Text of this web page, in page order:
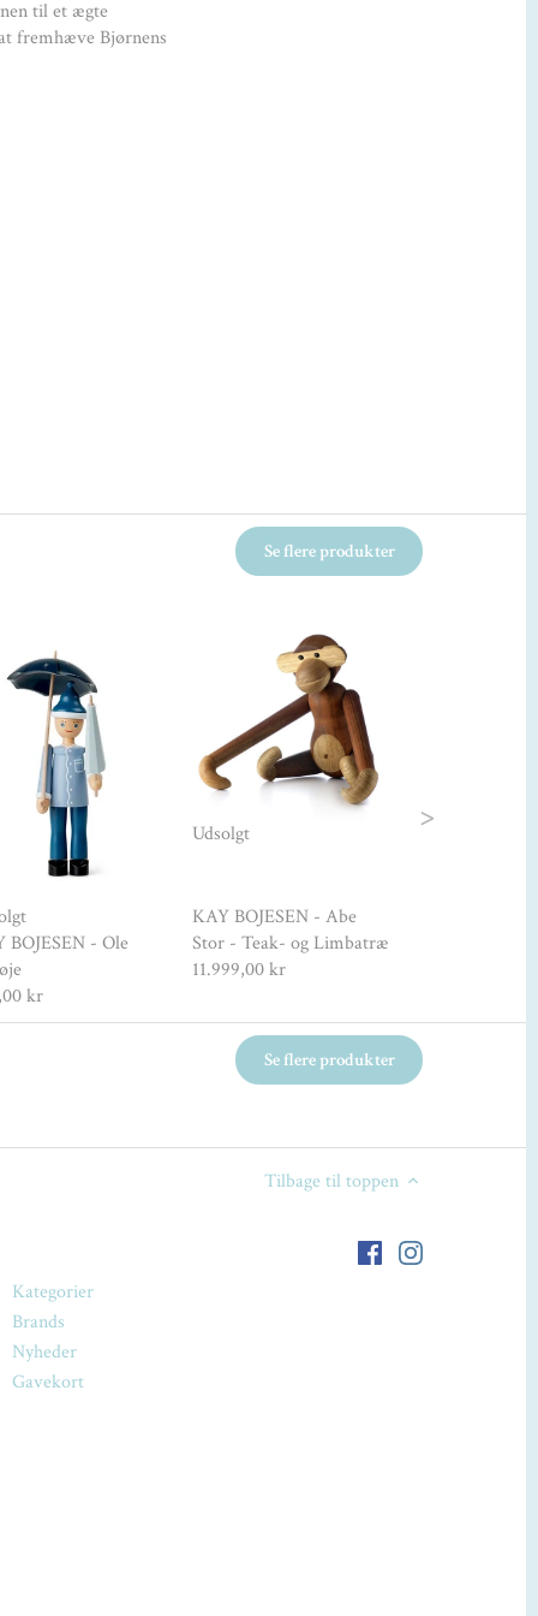
eg, ubehandlet ahorn
til et ægte
fremhæve Bjørnens
Se flere produkter
BOJESEN - Ole
kr
Udsolgt
KAY BOJESEN - Abe
Stor - Teak- og Limbatræ
11.999,00 kr
Next
Se flere produkter
Tilbage til toppen
Kategorier
Brands
Nyheder
Gavekort